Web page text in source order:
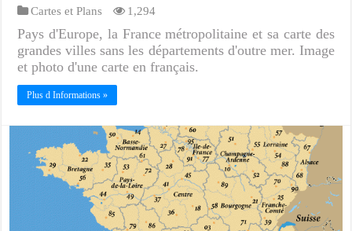
Cartes et Plans 1,294
Pays d'Europe, la France métropolitaine et sa carte des
grandes villes sans les départements d'outre mer. Image
et photo d'une carte en français.
Plus d Informations »